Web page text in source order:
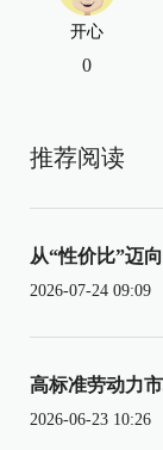
开心
0
推荐阅读
从“性价比”迈
2026-07-24 09:09
高标准劳动力
2026-06-23 10:26